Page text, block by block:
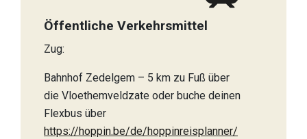
Öffentliche Verkehrsmittel
Zug:
Bahnhof Zedelgem – 5 km zu Fuß über
die Vloethemveldzate oder buche deinen
Flexbus über
https://hoppin.be/de/hoppinreisplanner/